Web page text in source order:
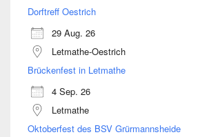
Dorftreff Oestrich
29 Aug. 26
Letmathe-Oestrich
Brückenfest in Letmathe
4 Sep. 26
Letmathe
Oktoberfest des BSV Grürmannsheide